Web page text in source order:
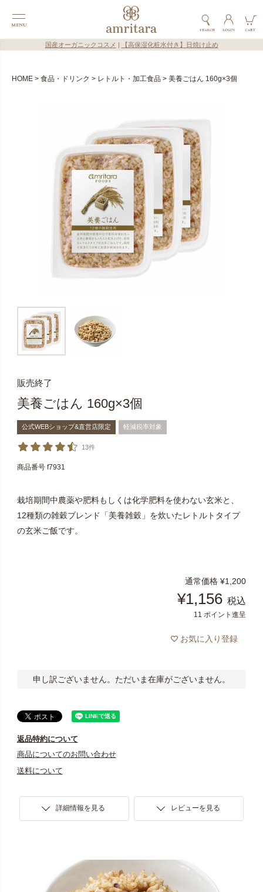
国産オーガニックコスメ 【高保湿化粧水付き】日焼け止め
HOME 食品・ドリンク レトルト・加工食品 美養ごはん 160g×3個
販売終了
美養ごはん 160g×3個
公式WEBショップ&直営店限定 軽減税率対象
13件
商品番号 f7931
栽培期間中農薬や肥料もしくは化学肥料を使わない玄米と、
12種類の雑穀ブレンド「美養雑穀」を炊いたレトルトタイプ
の玄米ご飯です。
通常価格 ¥1,200
¥1,156 税込
11 ポイント進呈
お気に入り登録
申し訳ございません。ただいま在庫がございません。
返品特約について
商品についてのお問い合わせ
送料について
詳細情報を見る レビューを見る